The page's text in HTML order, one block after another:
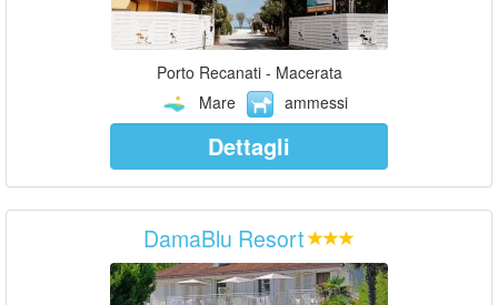
Porto Recanati - Macerata
Mare
ammessi
Dettagli
DamaBlu Resort